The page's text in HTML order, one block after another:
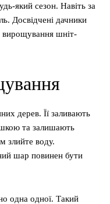
який сезон. Навіть за
Досвідчені дачники
вирощування шніт-
дерев. Її заливають
та залишають
злийте воду.
шар повинен бути
одна одної. Такий